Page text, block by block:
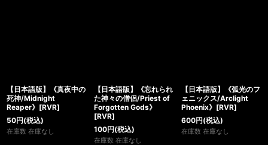
【日本語版】《真夜中の
死神/Midnight
Reaper》[RVR]
50円(税込)
在庫数 在庫なし
【日本語版】《忘れられ
た神々の僧侶/Priest of
Forgotten Gods》
[RVR]
100円(税込)
在庫数 在庫なし
【日本語版】《弧光のフ
ェニックス/Arclight
Phoenix》[RVR]
600円(税込)
在庫数 在庫なし